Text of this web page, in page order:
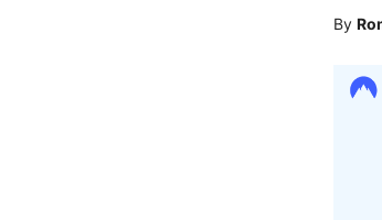
By